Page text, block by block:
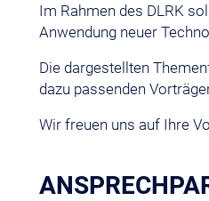
Im Rahmen des DLRK
Anwendung neuer
Die dargestellten
dazu passenden
Wir freuen uns auf Ihre